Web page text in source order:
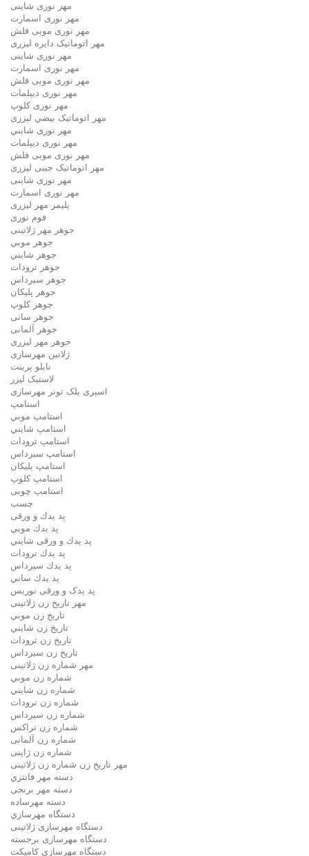
مهر نوری شاینی
مهر نوری اسمارت
مهر نوری موبی فلش
مهر اتوماتیک دايره لیزری
مهر نوری شاینی
مهر نوری اسمارت
مهر نوری موبی فلش
مهر نوری دیپلمات
مهر نوری کلوپ
مهر اتوماتیک بيضي لیزری
مهر نوری شايني
مهر نوری دیپلمات
مهر نوری موبی فلش
مهر اتوماتیک جیبی لیزری
مهر نوری شاینی
مهر نوری اسمارت
پلیمر مهر لیزری
فوم نوری
جوهر مهر ژلاتینی
جوهر موبي
جوهر شايني
جوهر ترودات
جوهر سيرداس
جوهر پلیکان
جوهر کلوپ
جوهر سانی
جوهر آلمانی
جوهر مهر لیزری
ژلاتين مهرسازی
نایلو پرینت
لاستیک لیزر
اسپری بلک تونر مهرسازی
استامپ
استامپ موبي
استامپ شايني
استامپ ترودات
استامپ سيرداس
استامپ پلیکان
استامپ کلوپ
استامپ چوبی
چسب
پد يدك و ورقی
پد يدك موبي
پد يدك و ورقی شايني
پد يدك ترودات
پد يدك سيرداس
پد يدك ساني
پد یدک و ورقی نوریس
مهر تاريخ زن ژلاتینی
تاريخ زن موبي
تاريخ زن شايني
تاريخ زن ترودات
تاريخ زن سيرداس
مهر شماره زن ژلاتینی
شماره زن موبي
شماره زن شايني
شماره زن ترودات
شماره زن سيرداس
شماره زن تراکس
شماره زن آلمانی
شماره زن ژاپنی
مهر تاریخ زن شماره زن ژلاتینی
دسته مهر فانتزي
دسته مهر برنجی
دسته مهرساده
دستگاه مهرسازي
دستگاه مهرسازی ژلاتینی
دستگاه مهرسازی برجسته
دستگاه مهرسازی کامپکت